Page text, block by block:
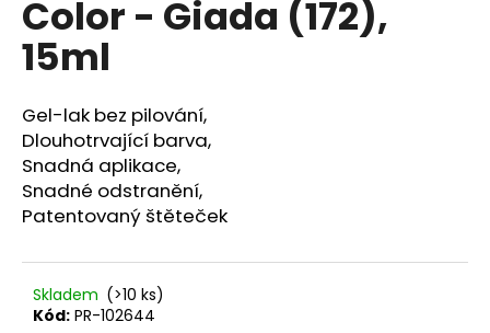
Color - Giada (172),
15ml
Gel-lak bez pilování,
Dlouhotrvající barva,
Snadná aplikace,
Snadné odstranění,
Patentovaný štěteček
Skladem (>10 ks)
Kód: PR-102644
a
j
t
?